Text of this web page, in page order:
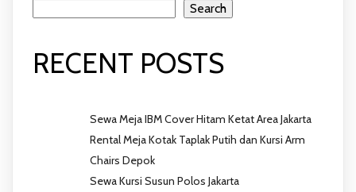
Search
RECENT POSTS
Sewa Meja IBM Cover Hitam Ketat Area Jakarta
Rental Meja Kotak Taplak Putih dan Kursi Arm
Chairs Depok
Sewa Kursi Susun Polos Jakarta